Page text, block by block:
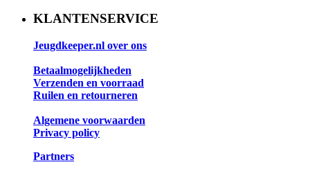
KLANTENSERVICE
Jeugdkeeper.nl over ons
Betaalmogelijkheden
Verzenden en voorraad
Ruilen en retourneren
Algemene voorwaarden
Privacy policy
Partners